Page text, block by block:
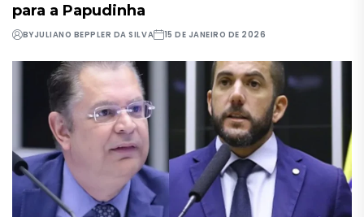
para a Papudinha
BYJULIANO BEPPLER DA SILVA 15 DE JANEIRO DE 2026